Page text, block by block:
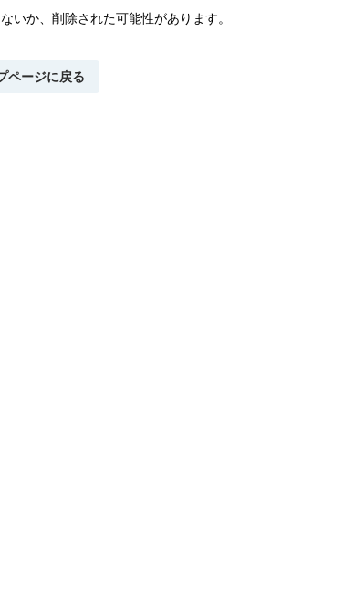
いか、 削除された可能性があります。
ページに戻る